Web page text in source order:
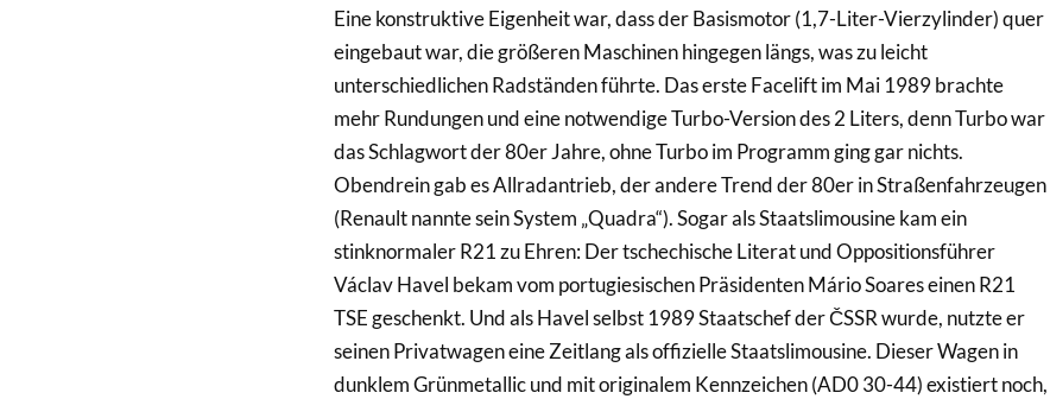
Eine konstruktive Eigenheit war, dass der Basismotor (1,7-Liter-Vierzylinder) quer
eingebaut war, die größeren Maschinen hingegen längs, was zu leicht
unterschiedlichen Radständen führte. Das erste Facelift im Mai 1989 brachte
mehr Rundungen und eine notwendige Turbo-Version des 2 Liters, denn Turbo war
das Schlagwort der 80er Jahre, ohne Turbo im Programm ging gar nichts.
Obendrein gab es Allradantrieb, der andere Trend der 80er in Straßenfahrzeugen
(Renault nannte sein System „Quadra“). Sogar als Staatslimousine kam ein
stinknormaler R21 zu Ehren: Der tschechische Literat und Oppositionsführer
Václav Havel bekam vom portugiesischen Präsidenten Mário Soares einen R21
TSE geschenkt. Und als Havel selbst 1989 Staatschef der ČSSR wurde, nutzte er
seinen Privatwagen eine Zeitlang als offizielle Staatslimousine. Dieser Wagen in
dunklem Grünmetallic und mit originalem Kennzeichen (AD0 30-44) existiert noch,